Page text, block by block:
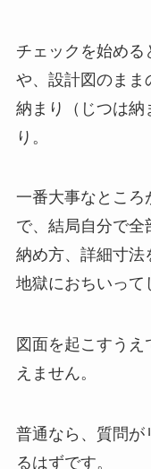
チェックを始め
や、設計図のまま
納まり（じつは納
り。
一番大事なところ
で、結局自分で全
納め方、詳細寸法
地獄におちいって
図面を起こすう
えません。
普通なら、質問が
るはずです。